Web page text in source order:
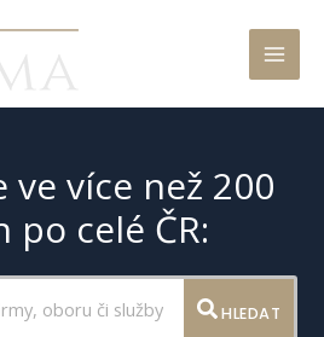
ve více než 200
po celé ČR:
HLEDAT